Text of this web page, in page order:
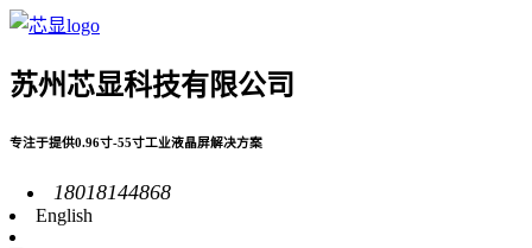
苏州芯显科技有限公司
专注于提供0.96寸-55寸工业液晶屏解决方案
18018144868
English